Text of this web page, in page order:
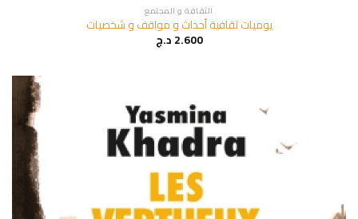
الثقافة و المجتمع
يوميات ثقافية أحداث و مواقف و شخصيات
2.600د.ج